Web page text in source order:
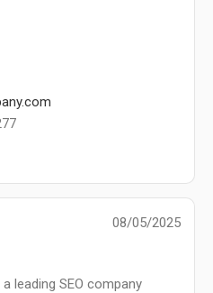
08/05/2025
leading SEO company